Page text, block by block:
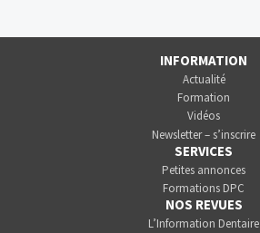
INFORMATION
Actualité
Formation
Vidéos
Newsletter – s’inscrire
SERVICES
Petites annonces
Formations DPC
NOS REVUES
L’Information Dentaire